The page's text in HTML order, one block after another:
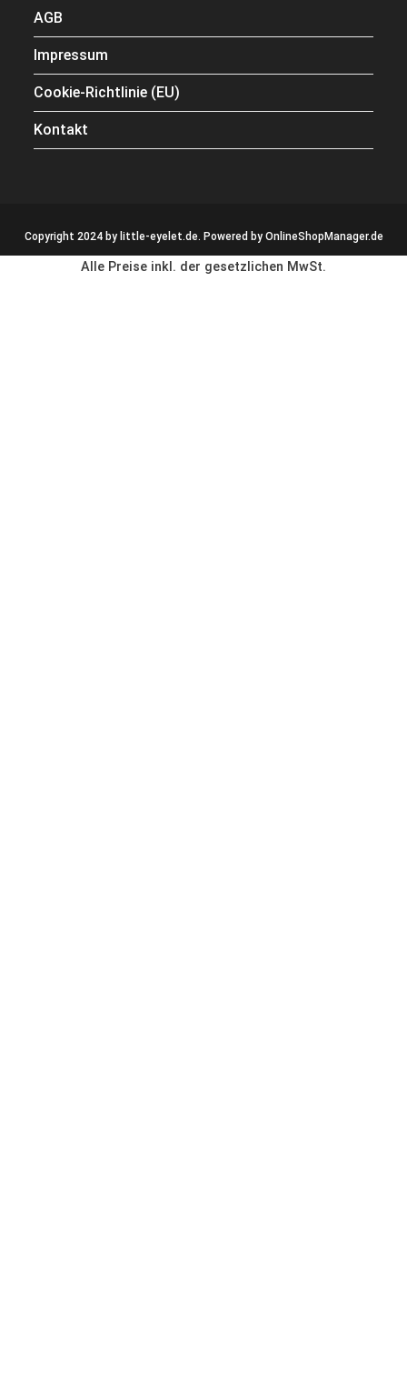
AGB
Impressum
Cookie-Richtlinie (EU)
Kontakt
Copyright 2024 by little-eyelet.de. Powered by OnlineShopManager.de
Alle Preise inkl. der gesetzlichen MwSt.